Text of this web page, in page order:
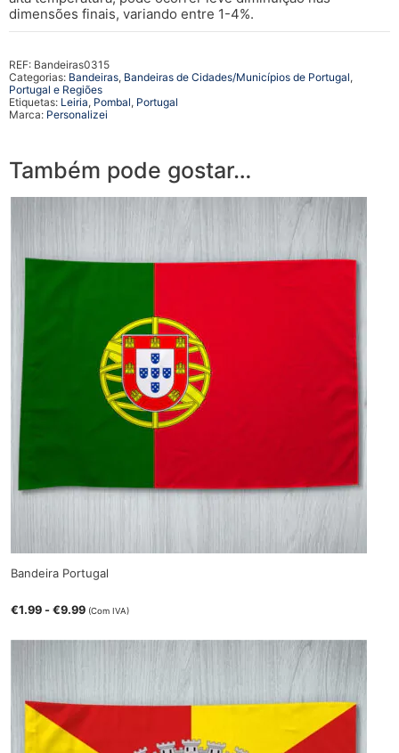
dimensões finais, variando entre 1-4%.
REF: Bandeiras0315
Categorias: Bandeiras, Bandeiras de Cidades/Municípios de Portugal,
Portugal e Regiões
Etiquetas: Leiria, Pombal, Portugal
Marca: Personalizei
Também pode gostar…
Bandeira Portugal
€1.99 -€9.99 (Com IVA)